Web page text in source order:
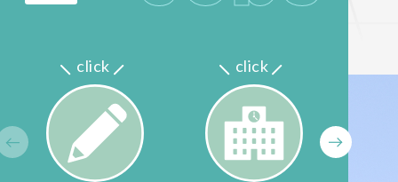
click click
前へ 次へ